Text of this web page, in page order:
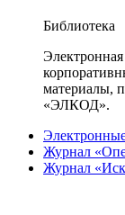
Библиотека
материалы,
«ЭЛКОД».
Журнал
Журнал